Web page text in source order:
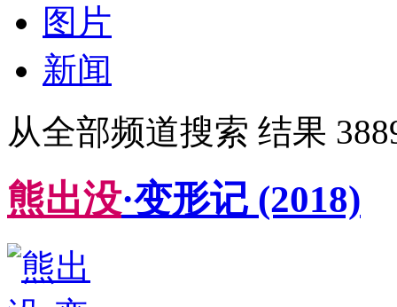
图片
新闻
从全部频道搜索 结果
熊出没·变形记 (2018)